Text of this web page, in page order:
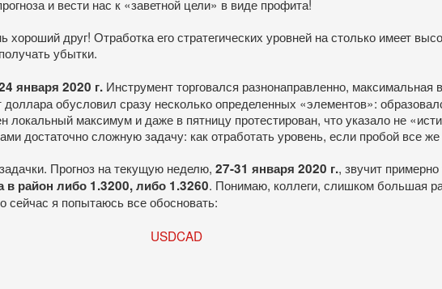
и вести нас к «заветной цели» в виде профита!
друг! Отработка его стратегических уровней на столько имеет
убытки.
января 2020 г. Инструмент торговался разнонаправленно, максимальная
обусловил сразу несколько определенных «элементов»:
максимум и даже в пятницу протестирован, что указало не
достаточно сложную задачу: как отработать уровень, если пробой все
Прогноз на текущую неделю, 27-31 января 2020 г., звучит примерно
в район либо 1.3200, либо 1.3260. Понимаю, коллеги, слишком большая
сейчас я попытаюсь все обосновать: